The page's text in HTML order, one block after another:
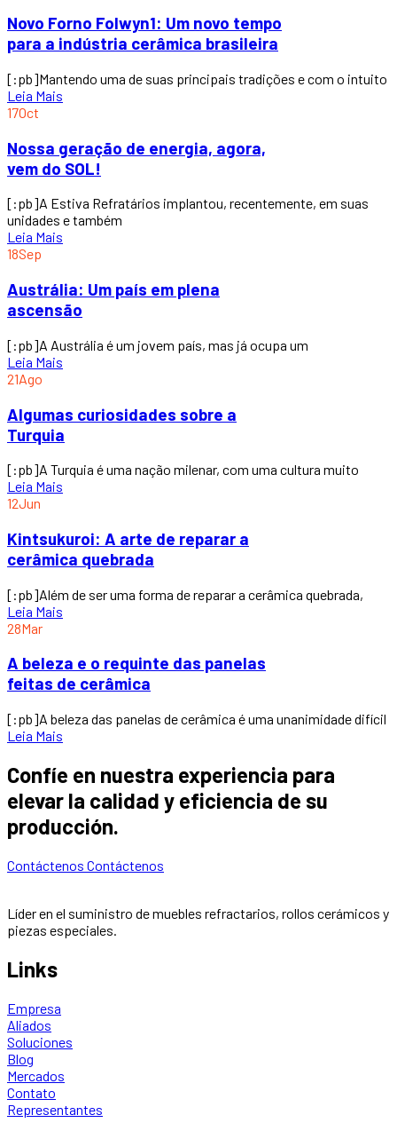
Novo Forno Folwyn1: Um novo tempo
para a indústria cerâmica brasileira
[:pb]Mantendo uma de suas principais tradições e com o intuito
Leia Mais
17Oct
Nossa geração de energia, agora,
vem do SOL!
[:pb]A Estiva Refratários implantou, recentemente, em suas
unidades e também
Leia Mais
18Sep
Austrália: Um país em plena
ascensão
[:pb]A Austrália é um jovem país, mas já ocupa um
Leia Mais
21Ago
Algumas curiosidades sobre a
Turquia
[:pb]A Turquia é uma nação milenar, com uma cultura muito
Leia Mais
12Jun
Kintsukuroi: A arte de reparar a
cerâmica quebrada
[:pb]Além de ser uma forma de reparar a cerâmica quebrada,
Leia Mais
28Mar
A beleza e o requinte das panelas
feitas de cerâmica
[:pb]A beleza das panelas de cerâmica é uma unanimidade difícil
Leia Mais
Confíe en nuestra experiencia para
elevar la calidad y eficiencia de su
producción.
Contáctenos Contáctenos
Líder en el suministro de muebles refractarios, rollos cerámicos y
piezas especiales.
Links
Empresa
Aliados
Soluciones
Blog
Mercados
Contato
Representantes